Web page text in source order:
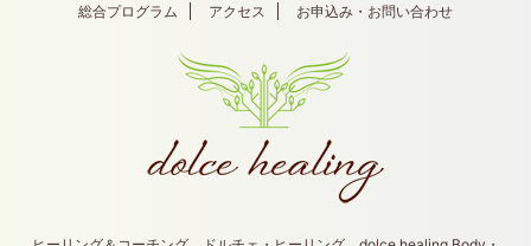
総合プログラム
アクセス お申込み・お問い合わせ